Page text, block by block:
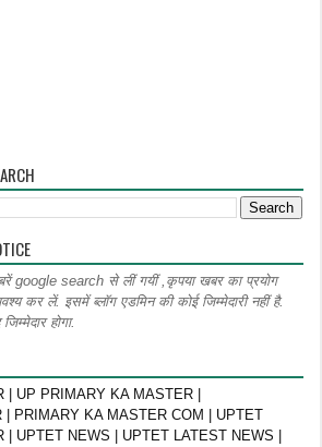
google search से लीं गयीं ,कृपया खबर का प्रयोग
कर लें. इसमें ब्लॉग एडमिन की कोई जिम्मेदारी नहीं है.
होगा.
| UP PRIMARY KA MASTER |
| PRIMARY KA MASTER COM | UPTET
| UPTET NEWS | UPTET LATEST NEWS |